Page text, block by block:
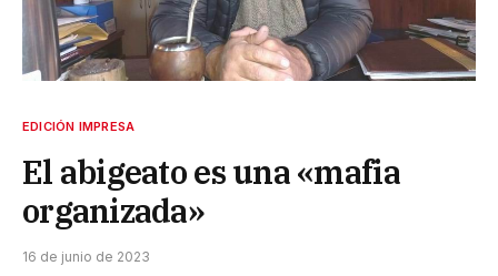
EDICIÓN IMPRESA
El abigeato es una «mafia
organizada»
16 de junio de 2023